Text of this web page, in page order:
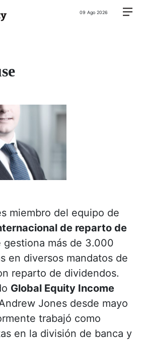
09 Ago 2026
miembro del equipo de
de reparto de
gestiona más de 3.000
en diversos mandatos de
reparto de dividendos.
Global Equity Income
Jones desde mayo
trabajó como
en la división de banca y